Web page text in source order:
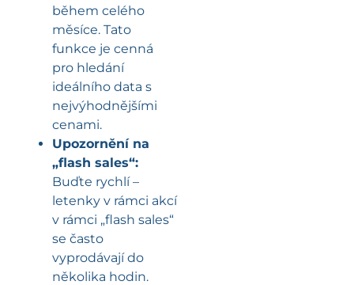
během celého
měsíce. Tato
funkce je cenná
pro hledání
ideálního data s
nejvýhodnějšími
cenami.
Upozornění na
„flash sales“:
Buďte rychlí –
letenky v rámci akcí
v rámci „flash sales“
se často
vyprodávají do
několika hodin.